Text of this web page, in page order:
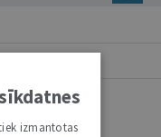
izmantotas